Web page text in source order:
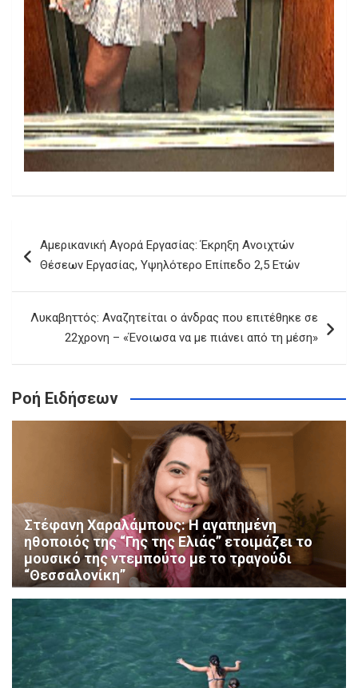
άρθρων
Αμερικανική Αγορά Εργασίας: Έκρηξη Ανοιχτών
Θέσεων Εργασίας, Υψηλότερο Επίπεδο 2,5 Ετών
Λυκαβηττός: Αναζητείται ο άνδρας που επιτέθηκε σε
22χρονη – «Ένοιωσα να με πιάνει από τη μέση»
Ροή Ειδήσεων
Στέφανη Χαραλάμπους: Η αγαπημένη
ηθοποιός της “Γης της Ελιάς” ετοιμάζει το
μουσικό της ντεμπούτο με το τραγούδι
“Θεσσαλονίκη”